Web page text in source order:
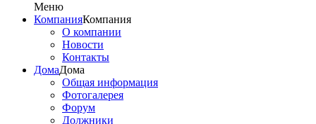
Меню
КомпанияКомпания
О компании
Новости
Контакты
ДомаДома
Общая информация
Фотогалерея
Форум
Должники